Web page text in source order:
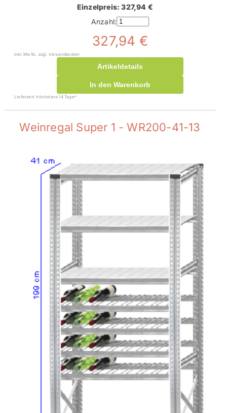
Einzelpreis: 327,94 €
Anzahl:
327,94 €
inkl. MwSt., zzgl. Versandkosten
Artikeldetails
In den Warenkorb
Lieferzeit: höchstens 14 Tage*
Weinregal Super 1 - WR200-41-13